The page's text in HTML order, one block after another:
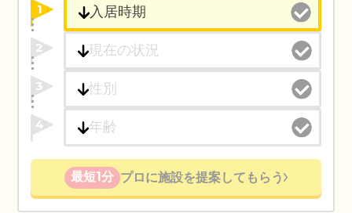
1
2
3
4
最短1分 プロに施設を提案してもらう